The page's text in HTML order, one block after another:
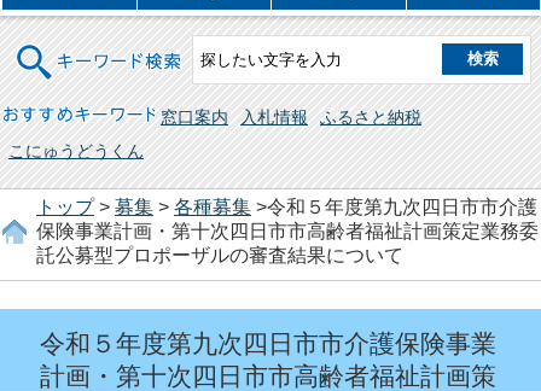
キーワード検索
おすすめキーワード 窓口案内 入札情報
ふるさと納税
こにゅうどうくん
トップ> 募集 > 各種募集 >令和５年度第九次四日市市介護
保険事業計画・第十次四日市市高齢者福祉計画策定業務委
託公募型プロポーザルの審査結果について
令和５年度第九次四日市市介護保険事業
計画・第十次四日市市高齢者福祉計画策